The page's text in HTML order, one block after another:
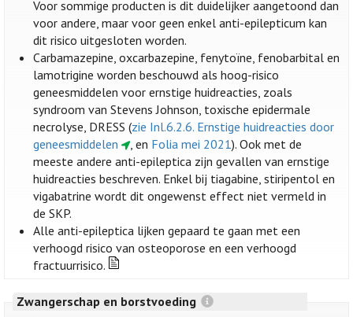
Voor sommige producten is dit duidelijker aangetoond dan
voor andere, maar voor geen enkel anti-epilepticum kan
dit risico uitgesloten worden.
Carbamazepine, oxcarbazepine, fenytoïne, fenobarbital en
lamotrigine worden beschouwd als hoog-risico
geneesmiddelen voor ernstige huidreacties, zoals
syndroom van Stevens Johnson, toxische epidermale
necrolyse, DRESS (zie Inl.6.2.6. Ernstige huidreacties door
geneesmiddelen
, en Folia mei 2021). Ook met de
meeste andere anti-epileptica zijn gevallen van ernstige
huidreacties beschreven. Enkel bij tiagabine, stiripentol en
vigabatrine wordt dit ongewenst effect niet vermeld in
de SKP.
Alle anti-epileptica lijken gepaard te gaan met een
verhoogd risico van osteoporose en een verhoogd
fractuurrisico.
Zwangerschap en borstvoeding